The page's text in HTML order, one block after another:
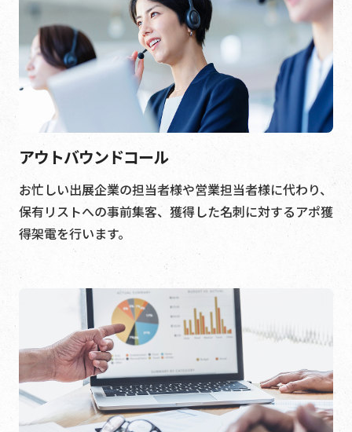
アウトバウンドコール
お忙しい出展企業の担当者様や営業担当者様に代わり、
保有リストへの事前集客、獲得した名刺に対するアポ獲
得架電を行います。